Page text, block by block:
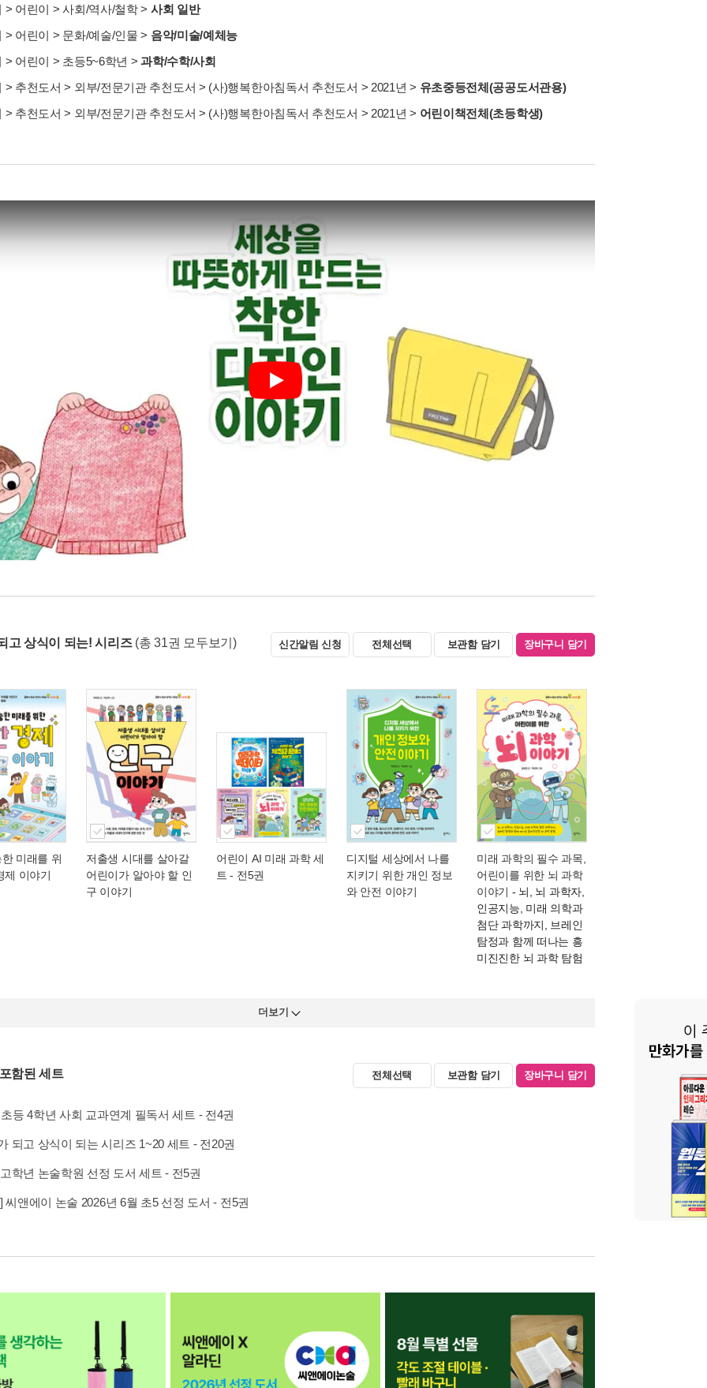
> 어린이 >사회/역사/철학> 사회 일반
> 어린이 > 문화/예술/인물 > 음악/미술/예체능
> 어린이 > 초등5~6학년 >과학/수학/사회
> 추천도서 > 외부/전문기관 추천도서 > (사)행복한아침독서 추천도서 > 2021년 > 유초중등전체(공공도서관용)
> 추천도서 > 외부/전문기관 추천도서 > (사)행복한아침독서 추천도서 > 2021년 > 어린이책전체(초등학생)
Play
고 상식이 되는! 시리즈 (총 31권 모두보기) 신간알림 신청 전체선택 보관함 담기 장바구니 담기
미래를 위
제 이야기
저출생 시대를 살아갈
어린이가 알아야 할 인
구 이야기
어린이 AI 미래 과학 세
트 - 전5권
디지털 세상에서 나를
지키기 위한 개인 정보
와 안전 이야기
미래 과학의 필수 과목,
어린이를 위한 뇌 과학
이야기 - 뇌, 뇌 과학자,
인공지능, 미래 의학과
첨단 과학까지, 브레인
탐정과 함께 떠나는 흥
미진진한 뇌 과학 탐험
더보기
함된 세트 전체선택 보관함 담기 장바구니 담기
등 4학년 사회 교과연계 필독서 세트 - 전4권
되고 상식이 되는 시리즈 1~20 세트 - 전20권
학년 논술학원 선정 도서 세트 - 전5권
씨앤에이 논술 2026년 6월 초5 선정 도서 - 전5권